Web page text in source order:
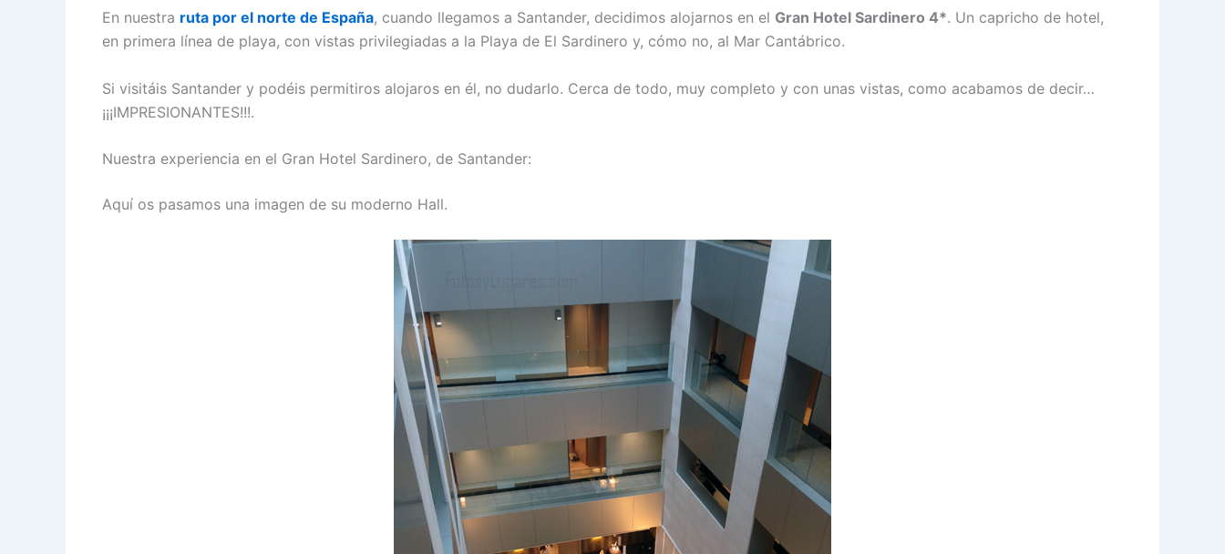
En nuestra ruta por el norte de España, cuando llegamos a Santander, decidimos alojarnos en el Gran Hotel Sardinero 4*. Un capricho de hotel,
en primera línea de playa, con vistas privilegiadas a la Playa de El Sardinero y, cómo no, al Mar Cantábrico.
Si visitáis Santander y podéis permitiros alojaros en él, no dudarlo. Cerca de todo, muy completo y con unas vistas, como acabamos de decir…
¡¡¡IMPRESIONANTES!!!.
Nuestra experiencia en el Gran Hotel Sardinero, de Santander:
Aquí os pasamos una imagen de su moderno Hall.